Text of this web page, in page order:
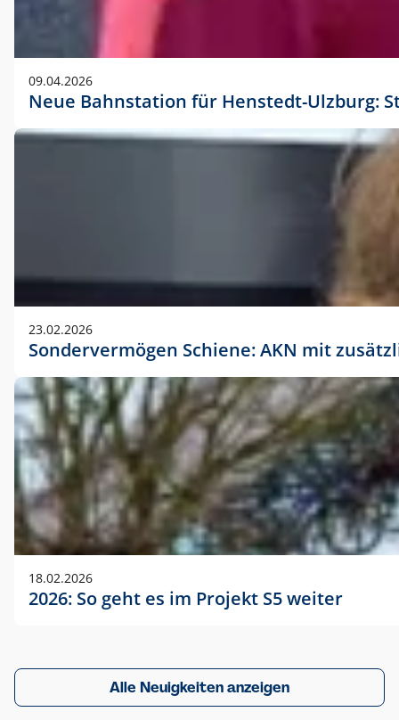
09.04.2026
Neue Bahnstation für Henstedt-Ulzburg:
23.02.2026
Sondervermögen Schiene: AKN mit
18.02.2026
2026: So geht es im Projekt S5 weiter
Alle Neuigkeiten anzeigen